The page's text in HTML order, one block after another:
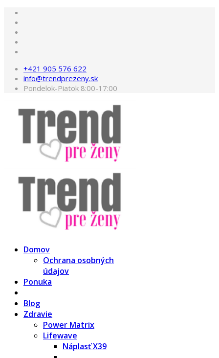
+421 905 576 622
info@trendprezeny.sk
Pondelok-Piatok 8:00-17:00
Domov
Ochrana osobných
údajov
Ponuka
Blog
Zdravie
Power Matrix
Lifewave
Náplasť X39